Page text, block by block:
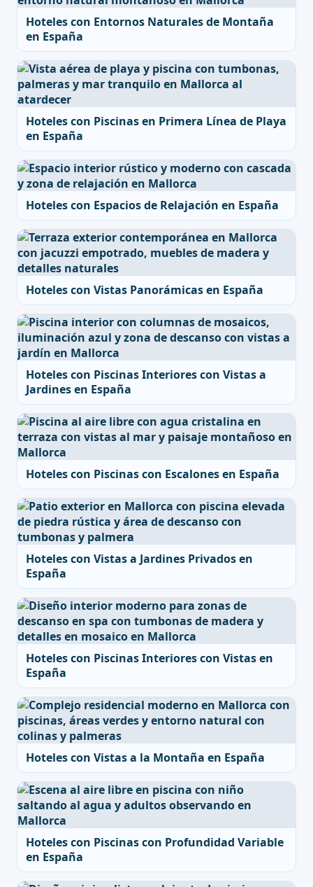
Hoteles con Entornos Naturales de Montaña
en España
Hoteles con Piscinas en Primera Línea de Playa
en España
Hoteles con Espacios de Relajación en España
Hoteles con Vistas Panorámicas en España
Hoteles con Piscinas Interiores con Vistas a
Jardines en España
Hoteles con Piscinas con Escalones en España
Hoteles con Vistas a Jardines Privados en
España
Hoteles con Piscinas Interiores con Vistas en
España
Hoteles con Vistas a la Montaña en España
Hoteles con Piscinas con Profundidad Variable
en España